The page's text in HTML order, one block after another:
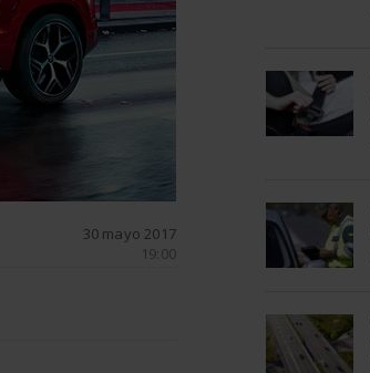
30 mayo 2017
19:00